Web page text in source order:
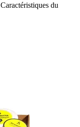
Caractéristiques du